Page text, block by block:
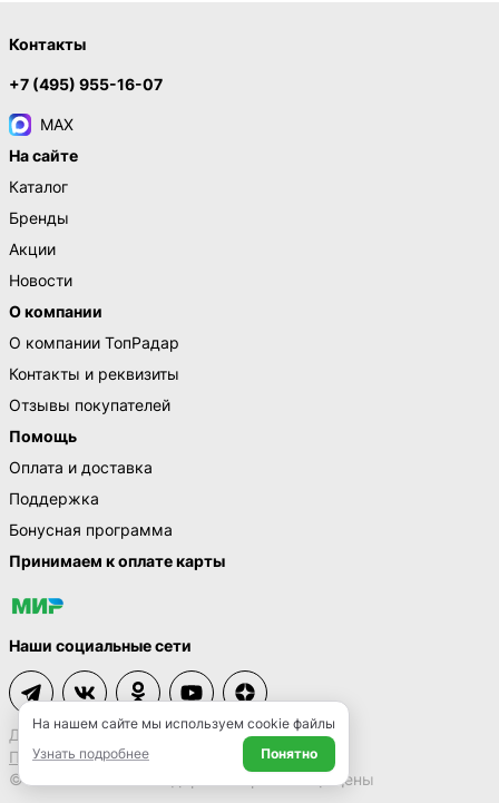
Контакты
+7 (495) 955-16-07
MAX
На сайте
Каталог
Бренды
Акции
Новости
О компании
О компании ТопРадар
Контакты и реквизиты
Отзывы покупателей
Помощь
Оплата и доставка
Поддержка
Бонусная программа
Принимаем к оплате карты
Наши социальные сети
Договор-оферта
Политика конфиденциальности
© 2009 – 2026 ТопРадар. Все права защищены
На нашем сайте мы используем cookie файлы
Узнать подробнее
Понятно